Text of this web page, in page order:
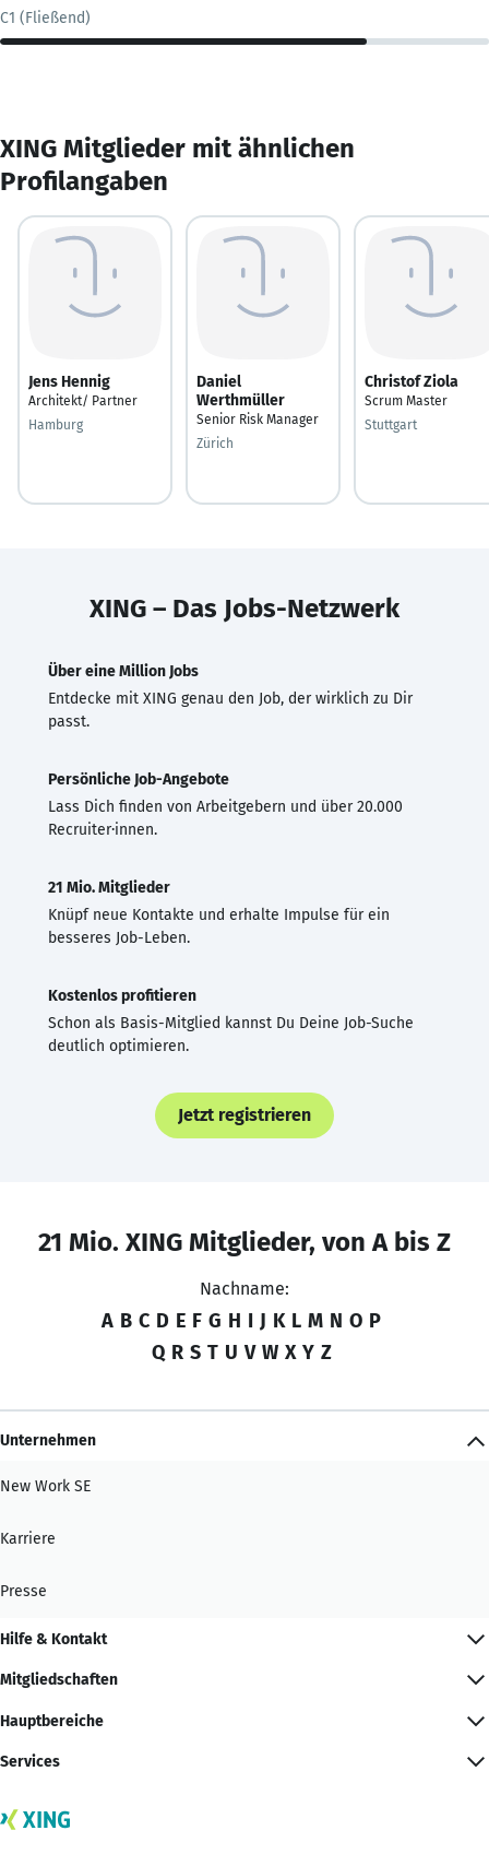
C1 (Fließend)
XING Mitglieder mit ähnlichen
Profilangaben
Jens Hennig
Architekt/ Partner
Hamburg
Daniel
Werthmüller
Senior Risk Manager
Zürich
Christof Ziola
Scrum Master
Stuttgart
XING – Das Jobs-Netzwerk
Über eine Million Jobs
Entdecke mit XING genau den Job, der wirklich zu Dir
passt.
Persönliche Job-Angebote
Lass Dich finden von Arbeitgebern und über 20.000
Recruiter·innen.
21 Mio. Mitglieder
Knüpf neue Kontakte und erhalte Impulse für ein
besseres Job-Leben.
Kostenlos profitieren
Schon als Basis-Mitglied kannst Du Deine Job-Suche
deutlich optimieren.
Jetzt registrieren
21 Mio. XING Mitglieder, von A bis Z
Nachname:
A B C D E F G H I J K L M N O P
Q R S T U V W X Y Z
Unternehmen
New Work SE
Karriere
Presse
Hilfe & Kontakt
Mitgliedschaften
Hauptbereiche
Services